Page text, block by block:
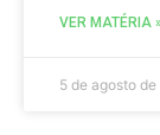
VER MATÉRIA
5 de agosto